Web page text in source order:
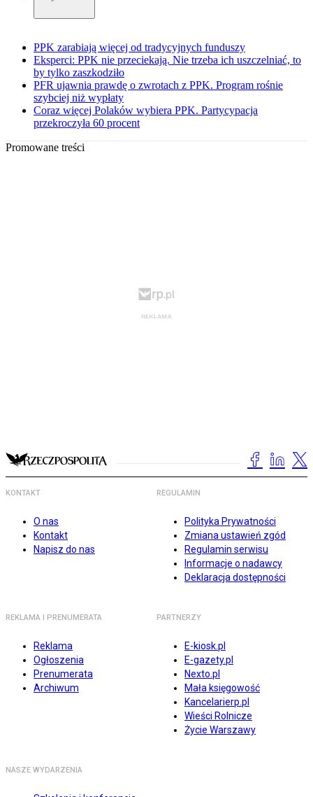
PPK zarabiają więcej od tradycyjnych funduszy
Eksperci: PPK nie przeciekają. Nie trzeba ich uszczelniać, to
by tylko zaszkodziło
PFR ujawnia prawdę o zwrotach z PPK. Program rośnie
szybciej niż wypłaty
Coraz więcej Polaków wybiera PPK. Partycypacja
przekroczyła 60 procent
Promowane treści
KONTAKT
O nas
Kontakt
Napisz do nas
REGULAMIN
Polityka Prywatności
Zmiana ustawień zgód
Regulamin serwisu
Informacje o nadawcy
Deklaracja dostępności
REKLAMA I PRENUMERATA
Reklama
Ogłoszenia
Prenumerata
Archiwum
PARTNERZY
E-kiosk.pl
E-gazety.pl
Nexto.pl
Mała księgowość
Kancelarierp.pl
Wieści Rolnicze
Życie Warszawy
NASZE WYDARZENIA